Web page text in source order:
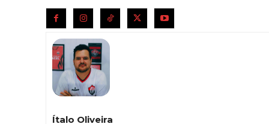
Ítalo Oliveira